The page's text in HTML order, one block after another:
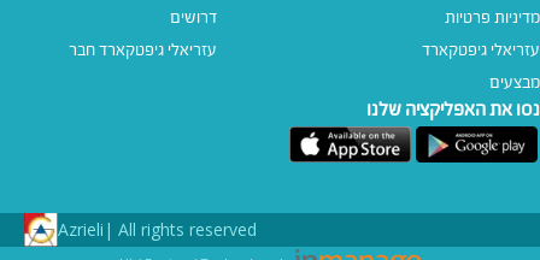
מדיניות פרטיות
עזריאלי גיפטקארד
מבצעים
דרושים
עזריאלי גיפטקארד חבר‎
נסו את האפליקציה שלנו
All rights reserved |
Azrieli